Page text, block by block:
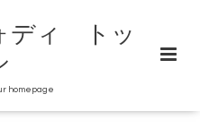
ディ トッ
homepage